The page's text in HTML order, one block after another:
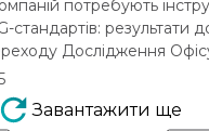
потребують
стандартів: результати
Дослідження
серед представників
економіки, виявило
майже три чверті
Завантажити ще